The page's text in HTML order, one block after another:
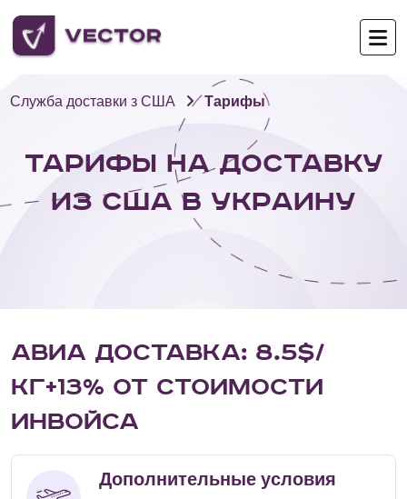
Служба доставки з США Тарифы
ТАРИФЫ НА ДОСТАВКУ
ИЗ США В УКРАИНУ
АВИА ДОСТАВКА: 8.5$/
КГ+13% ОТ СТОИМОСТИ
ИНВОЙСА
Дополнительные условия